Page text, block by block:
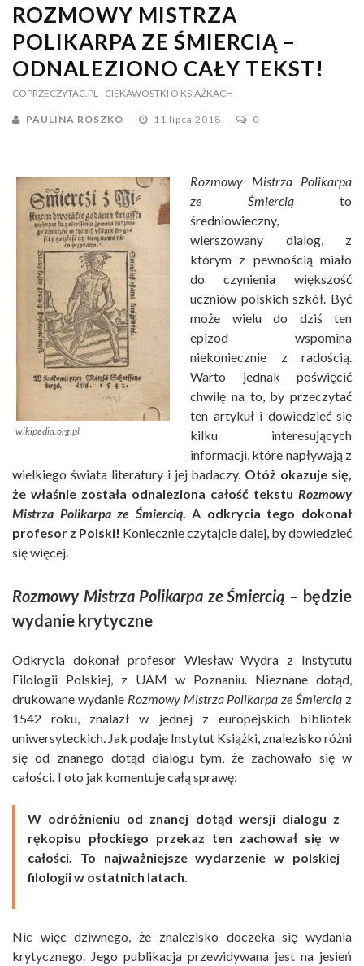
ROZMOWY MISTRZA
POLIKARPA ZE ŚMIERCIĄ –
ODNALEZIONO CAŁY TEKST!
COPRZECZYTAC.PL - CIEKAWOSTKI O KSIĄŻKACH
PAULINA ROSZKO 11 lipca 2018 0
wikipedia.org.pl
Rozmowy Mistrza Polikarpa
ze Śmierciąto
średniowieczny,
wierszowany dialog, z
którym z pewnością miało
do czynienia większość
uczniów polskich szkół. Być
może wielu do dziś ten
epizod wspomina
niekoniecznie z radością.
Warto jednak poświęcić
chwilę na to, by przeczytać
ten artykuł i dowiedzieć się
kilku interesujących
informacji, które napływają z
wielkiego świata literatury i jej badaczy. Otóż okazuje się,
że właśnie została odnaleziona całość tekstu Rozmowy
Mistrza Polikarpa ze Śmiercią. A odkrycia tego dokonał
profesor z Polski! Koniecznie czytajcie dalej, by dowiedzieć
się więcej.
Rozmowy Mistrza Polikarpa ze Śmiercią – będzie
wydanie krytyczne
Odkrycia dokonał profesor Wiesław Wydra z Instytutu
Filologii Polskiej, z UAM w Poznaniu. Nieznane dotąd,
drukowane wydanie Rozmowy Mistrza Polikarpa ze Śmiercią z
1542 roku, znalazł w jednej z europejskich bibliotek
uniwersyteckich. Jak podaje Instytut Książki, znalezisko różni
się od znanego dotąd dialogu tym, że zachowało się w
całości. I oto jak komentuje całą sprawę:
W odróżnieniu od znanej dotąd wersji dialogu z
rękopisu płockiego przekaz ten zachował się w
całości. To najważniejsze wydarzenie w polskiej
filologii w ostatnich latach.
Nic więc dziwnego, że znalezisko doczeka się wydania
krytycznego. Jego publikacja przewidywana jest na jesień